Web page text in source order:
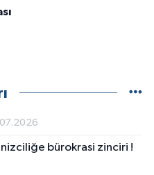
bürokrasi zinciri !